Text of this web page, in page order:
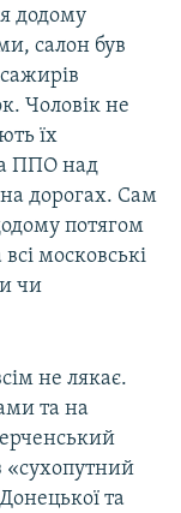
додому
салон був
Чоловік не
їх
ППО над
дорогах. Сам
потягом
московські
чи
не лякає.
та на
«сухопутний
та